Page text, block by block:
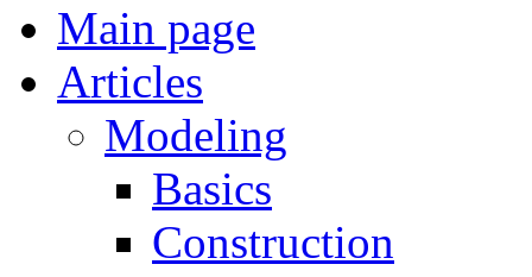
Main page
Articles
Modeling
Basics
Construction